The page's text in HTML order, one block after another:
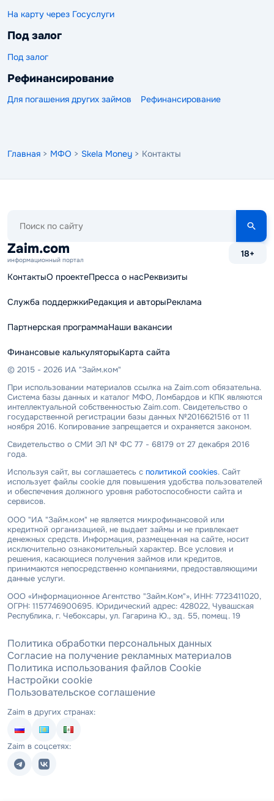
На карту через Госуслуги
Под залог
Под залог
Рефинансирование
Для погашения других займов Рефинансирование
Главная > МФО > Skela Money > Контакты
сайту
Zaim.com
информационный портал
18+
КонтактыО проектеПресса о насРеквизиты
Служба поддержкиРедакция и авторыРеклама
Партнерская программаНаши вакансии
Финансовые калькуляторыКарта сайта
© 2015 - 2026 ИА "Займ.ком"
При использовании материалов ссылка на Zaim.com обязательна.
Система базы данных и каталог МФО, Ломбардов и КПК являются
интеллектуальной собственностью Zaim.com. Свидетельство о
государственной регистрации базы данных №2016621516 от 11
ноября 2016. Копирование запрещается и охраняется законом.
Свидетельство о СМИ ЭЛ № ФС 77 - 68179 от 27 декабря 2016
года.
Используя сайт, вы соглашаетесь с политикой cookies. Сайт
использует файлы cookie для повышения удобства пользователей
и обеспечения должного уровня работоспособности сайта и
сервисов.
ООО "ИА "Займ.ком" не является микрофинансовой или
кредитной организацией, не выдает займы и не привлекает
денежных средств. Информация, размещенная на сайте, носит
исключительно ознакомительный характер. Все условия и
решения, касающиеся получения займов или кредитов,
принимаются непосредственно компаниями, предоставляющими
данные услуги.
ООО «Информационное Агентство "Займ.Ком"», ИНН: 7723411020,
ОГРН: 1157746900695. Юридический адрес: 428022, Чувашская
Республика, г. Чебоксары, ул. Гагарина Ю., зд. 55, помещ. 19
Политика обработки персональных данных
Согласие на получение рекламных материалов
Политика использования файлов Cookie
Настройки cookie
Пользовательское соглашение
Zaim в других странах:
Zaim в соцсетях: